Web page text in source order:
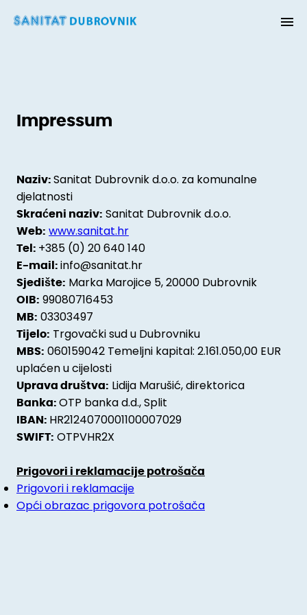
Impressum
Naziv: Sanitat Dubrovnik d.o.o. za komunalne
djelatnosti
Skraćeni naziv: Sanitat Dubrovnik d.o.o.
Web: www.sanitat.hr
Tel: +385 (0) 20 640 140
E-mail: info@sanitat.hr
Sjedište: Marka Marojice 5, 20000 Dubrovnik
OIB: 99080716453
MB: 03303497
Tijelo: Trgovački sud u Dubrovniku
MBS: 060159042 Temeljni kapital: 2.161.050,00 EUR
uplaćen u cijelosti
Uprava društva: Lidija Marušić, direktorica
Banka: OTP banka d.d., Split
IBAN: HR2124070001100007029
SWIFT: OTPVHR2X
Prigovori i reklamacije potrošača
Prigovori i reklamacije
Opći obrazac prigovora potrošača